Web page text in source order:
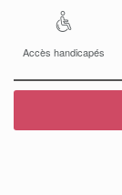
Accès handicapés